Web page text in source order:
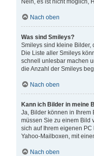
Nein, es ist nicht möglich,
Nach oben
Was sind Smileys?
Smileys sind kleine Bilder,
Die Liste aller Smileys
schnell unlesbar machen
die Anzahl der Smileys
Nach oben
Kann ich Bilder in meine
Ja, Bilder können in Ihrem
müssen Sie zu einem Bild
sich auf Ihrem eigenen
Yahoo-Mailboxen, mit
Nach oben